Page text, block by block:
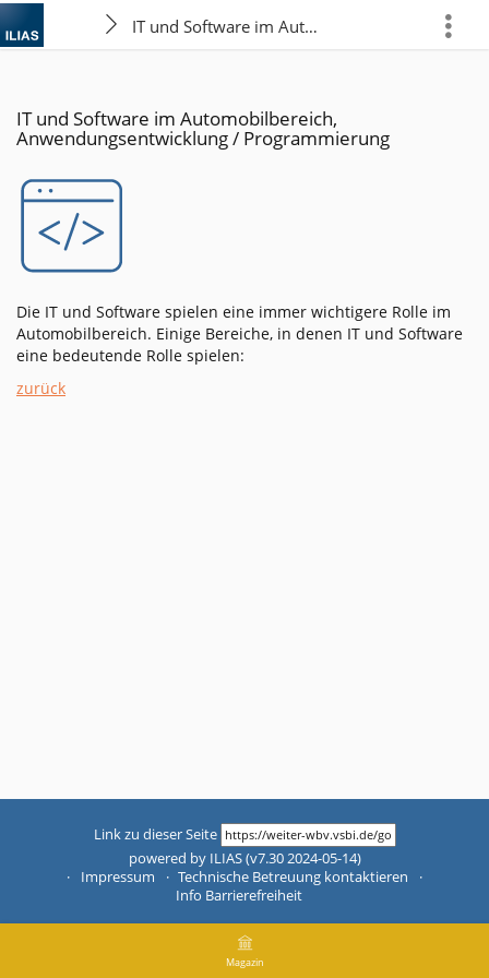
IT und Software im Automobilbereich,
more
Magazin
IT und Software im Automobilbereich,
Anwendungsentwicklung / Programmierung
Die IT und Software spielen eine immer wichtigere Rolle im
Automobilbereich. Einige Bereiche, in denen IT und Software
eine bedeutende Rolle spielen:
zurück
Link zu dieser Seite
powered by ILIAS (v7.30 2024-05-14)
Impressum
Technische Betreuung kontaktieren
Info Barrierefreiheit